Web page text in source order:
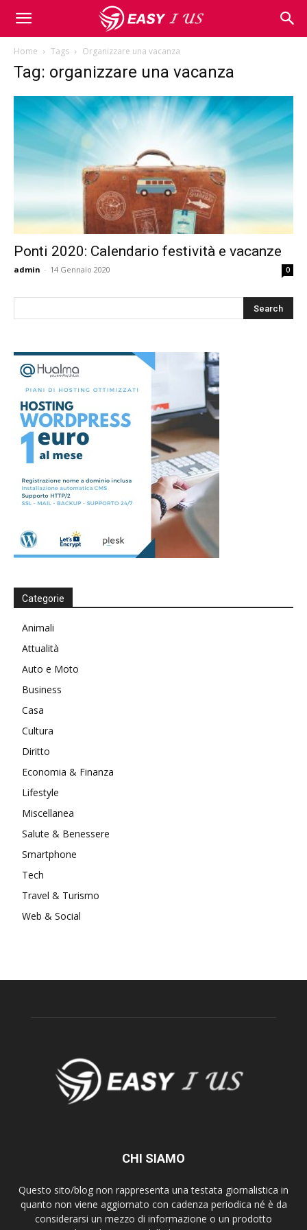
Home Tags Organizzare una vacanza
Tag: organizzare una vacanza
Ponti 2020: Calendario festività e vacanze
admin - 14 Gennaio 2020 0
Categorie
Animali
Attualità
Auto e Moto
Business
Casa
Cultura
Diritto
Economia & Finanza
Lifestyle
Miscellanea
Salute & Benessere
Smartphone
Tech
Travel & Turismo
Web & Social
CHI SIAMO
Questo sito/blog non rappresenta una testata giornalistica in
quanto non viene aggiornato con cadenza periodica né è da
considerarsi un mezzo di informazione o un prodotto